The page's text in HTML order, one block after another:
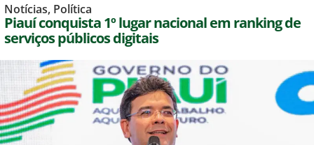
Notícias, Política
Piauí conquista 1º lugar nacional em ranking de
serviços públicos digitais